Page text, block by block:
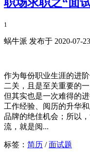
1
蜗牛派 发布于 2020-07-23
作为每份职业生涯的进
二关，且是至关重要的
但其实也是一次难得的
工作经验、阅历的升华
品牌的绝佳机会；所以
流，就是阅...
标签： 简历 /面试题